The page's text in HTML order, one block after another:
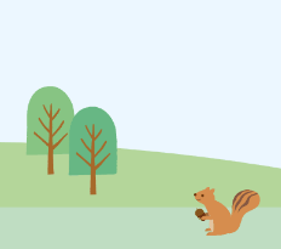
【会場】 江東区こど
1・2
【対象】 江東区民（